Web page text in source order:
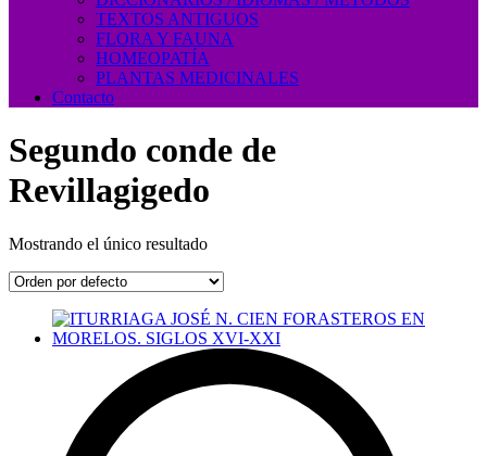
TEXTOS ANTIGUOS
FLORA Y FAUNA
HOMEOPATÍA
PLANTAS MEDICINALES
Contacto
Segundo conde de
Revillagigedo
Mostrando el único resultado